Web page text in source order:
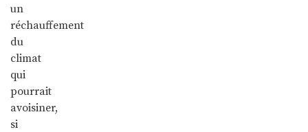
un
réchauffement
du
climat
qui
pourrait
avoisiner,
si